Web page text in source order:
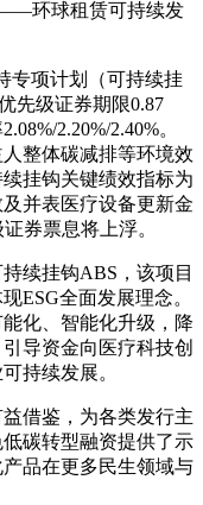
——环球租赁可持续发
专项计划（可持续挂
先级证券期限0.87
2.20%/2.40%。
整体碳减排等环境效
挂钩关键绩效指标为
并表医疗设备更新金
券票息将上浮。
续挂钩ABS，该项目
ESG全面发展理念。
化、智能化升级，降
导资金向医疗科技创
持续发展。
借鉴，为各类发行主
碳转型融资提供了示
品在更多民生领域与